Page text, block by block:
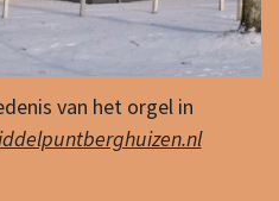
van het orgel in